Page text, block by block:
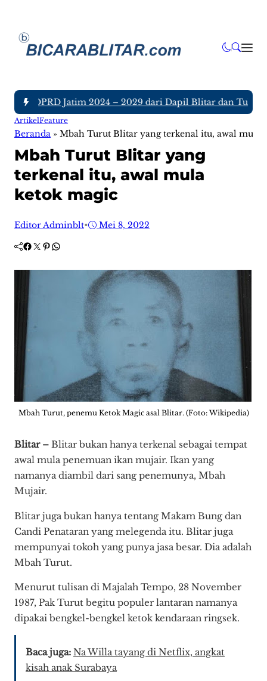
DPRD Jatim 2024 – 2029 dari Dapil Blitar dan
ArtikelFeature
Beranda » Mbah Turut Blitar yang terkenal itu, awal mula
Mbah Turut Blitar yang
terkenal itu, awal mula
ketok magic
Editor Adminblt• Mei 8, 2022
Facebook Twitter Pinterest WhatsApp
Mbah Turut, penemu Ketok Magic asal Blitar. (Foto: Wikipedia)
Blitar – Blitar bukan hanya terkenal sebagai tempat
awal mula penemuan ikan mujair. Ikan yang
namanya diambil dari sang penemunya, Mbah
Mujair.
Blitar juga bukan hanya tentang Makam Bung dan
Candi Penataran yang melegenda itu. Blitar juga
mempunyai tokoh yang punya jasa besar. Dia adalah
Mbah Turut.
Menurut tulisan di Majalah Tempo, 28 November
1987, Pak Turut begitu populer lantaran namanya
dipakai bengkel-bengkel ketok kendaraan ringsek.
Baca juga: Na Willa tayang di Netflix, angkat
kisah anak Surabaya